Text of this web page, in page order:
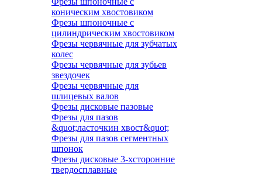
коническим хвостовиком
Фрезы шпоночные с
цилиндрическим хвостовиком
Фрезы червячные для зубчатых
колес
Фрезы червячные для зубьев
звездочек
Фрезы червячные для
шлицевых валов
Фрезы дисковые пазовые
Фрезы для пазов
&quot;ласточкин хвост&quot;
Фрезы для пазов сегментных
шпонок
Фрезы дисковые 3-хсторонние
твердосплавные